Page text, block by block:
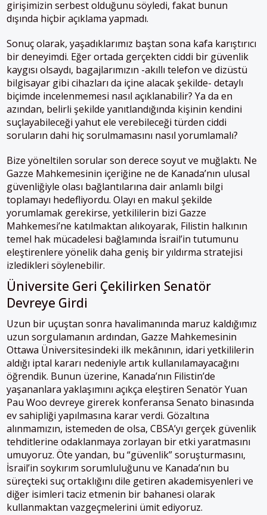
girişimizin serbest olduğunu söyledi, fakat bunun
dışında hiçbir açıklama yapmadı.
Sonuç olarak, yaşadıklarımız baştan sona kafa karıştırıcı
bir deneyimdi. Eğer ortada gerçekten ciddi bir güvenlik
kaygısı olsaydı, bagajlarımızın -akıllı telefon ve dizüstü
bilgisayar gibi cihazları da içine alacak şekilde- detaylı
biçimde incelenmemesi nasıl açıklanabilir? Ya da en
azından, belirli şekilde yanıtlandığında kişinin kendini
suçlayabileceği yahut ele verebileceği türden ciddi
soruların dahi hiç sorulmamasını nasıl yorumlamalı?
Bize yöneltilen sorular son derece soyut ve muğlaktı. Ne
Gazze Mahkemesinin içeriğine ne de Kanada’nın ulusal
güvenliğiyle olası bağlantılarına dair anlamlı bilgi
toplamayı hedefliyordu. Olayı en makul şekilde
yorumlamak gerekirse, yetkililerin bizi Gazze
Mahkemesi’ne katılmaktan alıkoyarak, Filistin halkının
temel hak mücadelesi bağlamında İsrail’in tutumunu
eleştirenlere yönelik daha geniş bir yıldırma stratejisi
izledikleri söylenebilir.
Üniversite Geri Çekilirken Senatör
Devreye Girdi
Uzun bir uçuştan sonra havalimanında maruz kaldığımız
uzun sorgulamanın ardından, Gazze Mahkemesinin
Ottawa Üniversitesindeki ilk mekânının, idari yetkililerin
aldığı iptal kararı nedeniyle artık kullanılamayacağını
öğrendik. Bunun üzerine, Kanada’nın Filistin’de
yaşananlara yaklaşımını açıkça eleştiren Senatör Yuan
Pau Woo devreye girerek konferansa Senato binasında
ev sahipliği yapılmasına karar verdi. Gözaltına
alınmamızın, istemeden de olsa, CBSA’yı gerçek güvenlik
tehditlerine odaklanmaya zorlayan bir etki yaratmasını
umuyoruz. Öte yandan, bu “güvenlik” soruşturmasını,
İsrail’in soykırım sorumluluğunu ve Kanada’nın bu
süreçteki suç ortaklığını dile getiren akademisyenleri ve
diğer isimleri taciz etmenin bir bahanesi olarak
kullanmaktan vazgeçmelerini ümit ediyoruz.